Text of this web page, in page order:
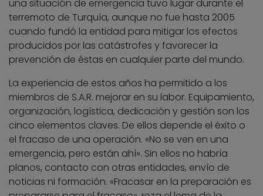
una situación de emergencia tuvo lugar durante el
terremoto de Turquía, aunque no fue hasta 2005
cuando fundó la entidad para mitigar los efectos
producidos por las catástrofes y favorecer la
prevención de éstas en cualquier parte del mundo.
La experiencia de estos años ha permitido a los
miembros de S.A.R. mejorar en su labor. Equipamiento,
organización, logística, dedicación y gestión son los
cinco elementos claves. De ellos depende el éxito o
el fracaso de una operación. «No se ven en una
emergencia, pero están ahí». Sin ellos no habría
planos, contacto con otras entidades, envío de
noticias ni formación. «Fracasar en la preparación es